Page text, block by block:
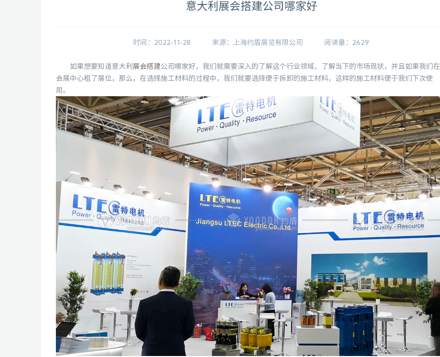
意大利展会搭建公司哪家好
时间：2022-11-28 来源：上海约盾展览有限公司 阅读量：2629
如果想要知道意大利 展会搭建公司哪家好，我们就需要深入的了解这个行业领域，了解当下的市场现状，并且如果我们在
会展中心租了展位，那么，在选择施工材料的过程中，我们就要选择便于拆卸的施工材料，这样的施工材料便于我们下次使
用。